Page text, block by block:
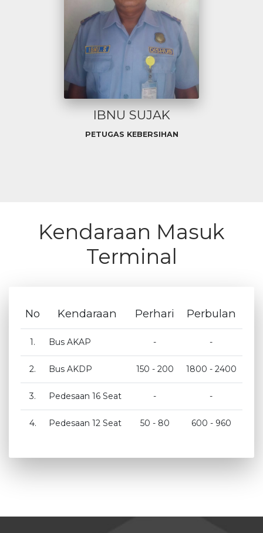
IBNU SUJAK
PETUGAS KEBERSIHAN
Kendaraan Masuk
Terminal
No Kendaraan Perhari Perbulan
1. Bus AKAP - -
2. Bus AKDP 150 - 200 1800 - 2400
3. Pedesaan 16 Seat - -
4. Pedesaan 12 Seat 50 - 80 600 - 960